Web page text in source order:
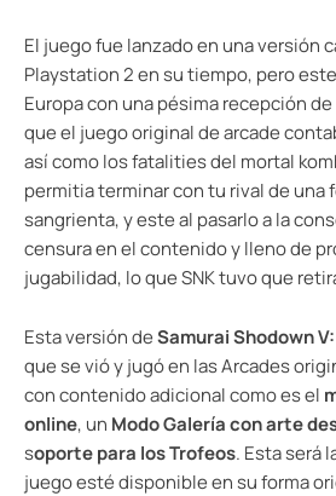
El juego fue lanzado en una versión
Playstation 2 en su tiempo, pero
Europa con una pésima recepción
que el juego original de arcade
así como los fatalities del mortal
permitia terminar con tu rival de una
sangrienta, y este al pasarlo a la
censura en el contenido y lleno de
jugabilidad, lo que SNK tuvo que
Esta versión deSamurai Shodown
que se vió y jugó en las Arcades
con contenido adicional como es el
online, un Modo Galería con arte
soporte para los Trofeos. Esta será
juego esté disponible en su forma